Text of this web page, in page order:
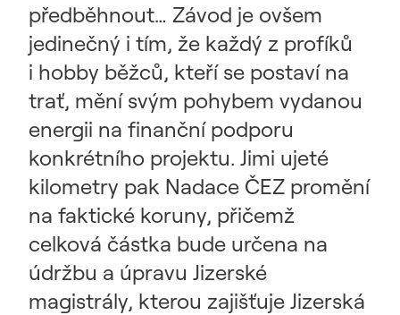
předběhnout… Závod je ovšem
jedinečný i tím, že každý z profíků
i hobby běžců, kteří se postaví na
trať, mění svým pohybem vydanou
energii na finanční podporu
konkrétního projektu. Jimi ujeté
kilometry pak Nadace ČEZ promění
na faktické koruny, přičemž
celková částka bude určena na
údržbu a úpravu Jizerské
magistrály, kterou zajišťuje Jizerská